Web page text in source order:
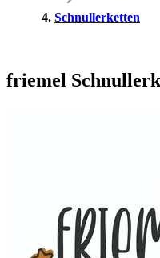
Schnullerketten
friemel